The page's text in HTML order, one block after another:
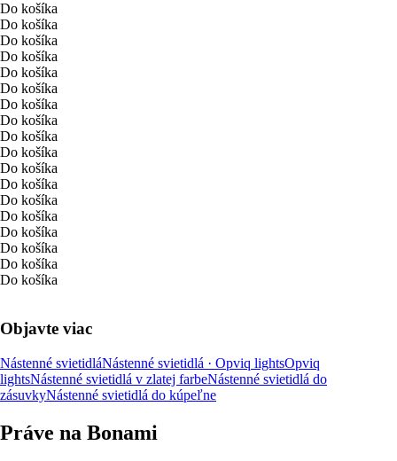
Do košíka
Do košíka
Do košíka
Do košíka
Do košíka
Do košíka
Do košíka
Do košíka
Do košíka
Do košíka
Do košíka
Do košíka
Do košíka
Do košíka
Do košíka
Do košíka
Do košíka
Do košíka
Objavte viac
Nástenné svietidláNástenné svietidlá · Opviq lightsOpviq
lightsNástenné svietidlá v zlatej farbeNástenné svietidlá do
zásuvkyNástenné svietidlá do kúpeľne
Práve na Bonami